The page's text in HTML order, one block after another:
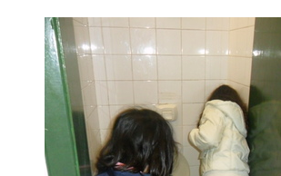
Reúna-se com a sua equipe e
áreas da escola onde há
cozinha, banheiros,
1.Tentem identificar se há torneiras pingando
vazamento.
2.Depois da inspeção, se identificarem
abaixo junto com a melhor solução que
solucionar o problema.